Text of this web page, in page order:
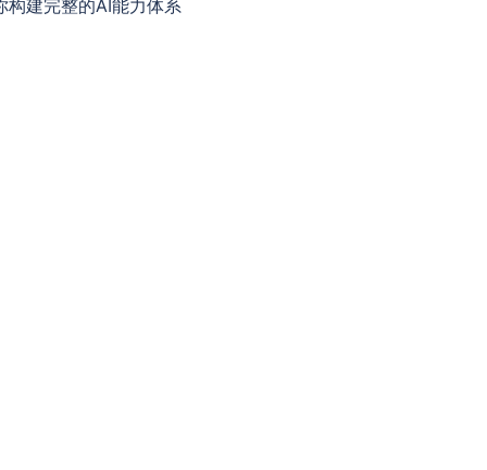
构建完整的AI能力体系